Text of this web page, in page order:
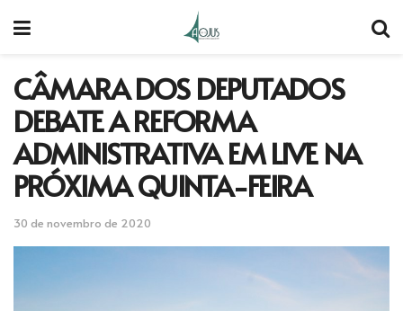
CÂMARA DOS DEPUTADOS
DEBATE A REFORMA
ADMINISTRATIVA EM LIVE NA
PRÓXIMA QUINTA-FEIRA
30 de novembro de 2020